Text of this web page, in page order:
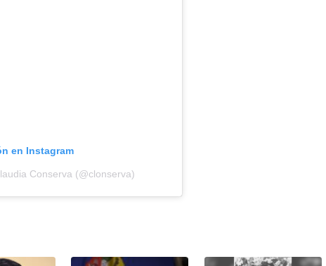
en Instagram
Conserva (@clonserva)